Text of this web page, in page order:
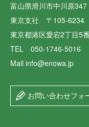
富山県滑川市中川原347
東京支社 〒105-6234
東京都港区愛宕2丁目5
TEL 050-1746-5016
Mail info@enowa.jp
お問い合わせフォ